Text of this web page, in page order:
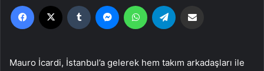
Facebook Tumblr MessengerWhatsApp
Mauro İcardi, İstanbul’a gelerek hem takım arkadaşları ile